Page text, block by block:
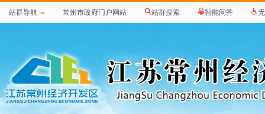
站群导航 常州市政府门户网站 站群搜索 智能问答